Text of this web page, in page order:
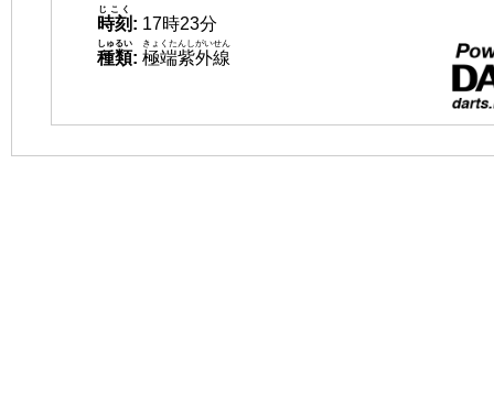
時刻
じこく
: 17時23分
種類
しゅるい
: 極端紫外線
きょくたんしがいせん